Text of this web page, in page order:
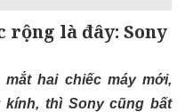
rộng là đây: Sony
hai chiếc máy mới,
thì Sony cũng bất